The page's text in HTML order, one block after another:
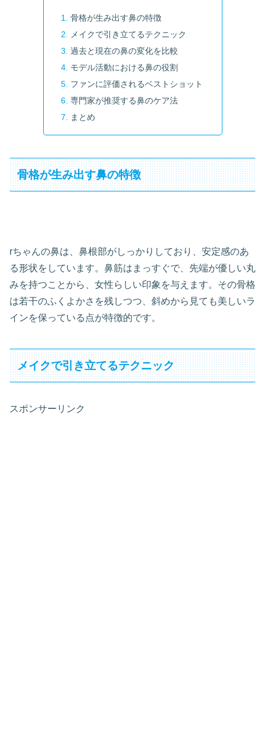
骨格が生み出す鼻の特徴
メイクで引き立てるテクニック
過去と現在の鼻の変化を比較
モデル活動における鼻の役割
ファンに評価されるベストショット
専門家が推奨する鼻のケア法
まとめ
骨格が生み出す鼻の特徴
rちゃんの鼻は、鼻根部がしっかりしており、安定感のあ
る形状をしています。鼻筋はまっすぐで、先端が優しい丸
みを持つことから、女性らしい印象を与えます。その骨格
は若干のふくよかさを残しつつ、斜めから見ても美しいラ
インを保っている点が特徴的です。
メイクで引き立てるテクニック
スポンサーリンク